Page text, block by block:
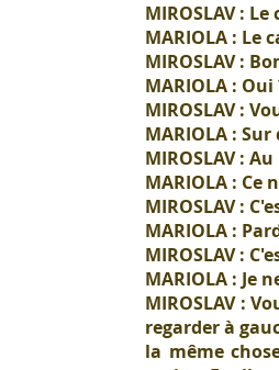
MIROSLAV :
MARIOLA : Le
MIROSLAV :
MARIOLA : Oui
MIROSLAV :
MARIOLA :
MIROSLAV :
MARIOLA :
MIROSLAV :
MARIOLA :
MIROSLAV :
MARIOLA : Je
MIROSLAV :
regarder à
la même